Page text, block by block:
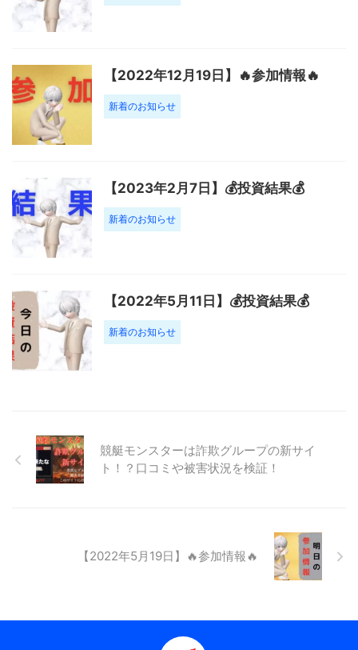
【2022年12月19日】🔥参加情報🔥
新着のお知らせ
【2023年2月7日】💰投資結果💰
新着のお知らせ
【2022年5月11日】💰投資結果💰
新着のお知らせ
競艇モンスターは詐欺グループの新サイ
ト！？口コミや被害状況を検証！
【2022年5月19日】🔥参加情報🔥